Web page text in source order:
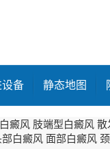
设备 静态地图
癜风 肢端型白癜风 散
白癜风 面部白癜风